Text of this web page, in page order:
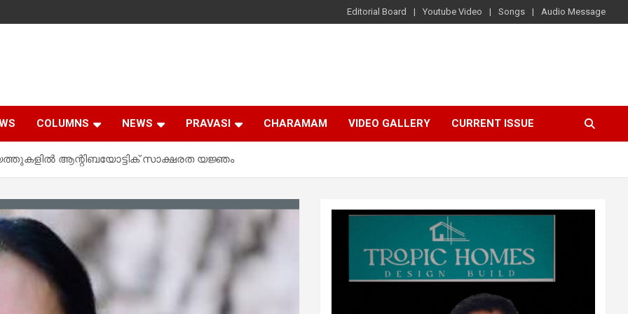
Editorial Board Youtube Video Songs Audio Message
COLUMNS NEWS PRAVASI CHARAMAM VIDEO GALLERY CURRENT ISSUE
ആന്റിബയോട്ടിക് സാക്ഷരത യജ്ഞം